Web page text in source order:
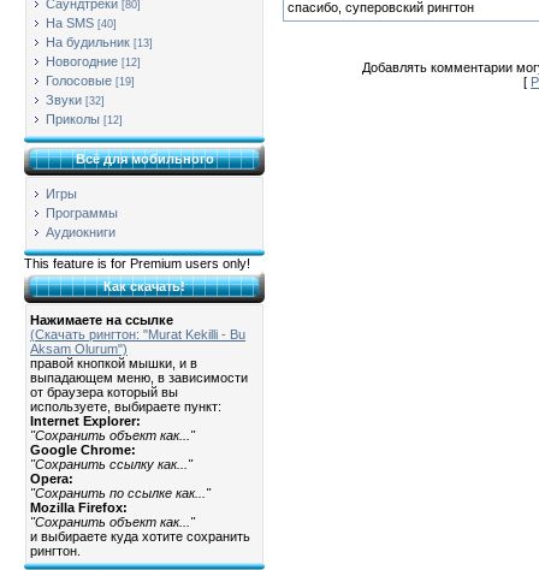
Саундтреки [80]
На SMS [40]
На будильник [13]
Новогодние [12]
Голосовые [19]
Звуки [32]
Приколы [12]
Всё для мобильного
Игры
Программы
Аудиокниги
This feature is for Premium users only!
Как скачать!
Нажимаете на ссылке
(Скачать рингтон: "Murat Kekilli - Bu
Aksam Olurum")
правой кнопкой мышки, и в
выпадающем меню, в зависимости
от браузера который вы
используете, выбираете пункт:
Internet Explorer:
"Сохранить объект как..."
Google Chrome:
"Сохранить ссылку как..."
Opera:
"Сохранить по ссылке как..."
Mozilla Firefox:
"Сохранить объект как..."
и выбираете куда хотите сохранить
рингтон.
спасибо, суперовский рингтон
Добавлять комментарии
[